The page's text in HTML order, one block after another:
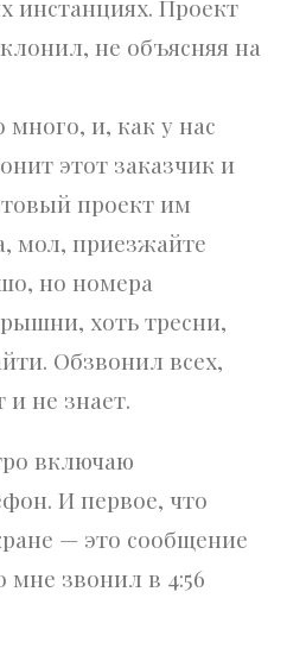
инстанциях. Проект
не объясняя на
и, как у нас
этот заказчик и
проект им
мол, приезжайте
но номера
хоть тресни,
Обзвонил всех,
не знает.
включаю
И первое, что
— это сообщение
мне звонил в 4:56